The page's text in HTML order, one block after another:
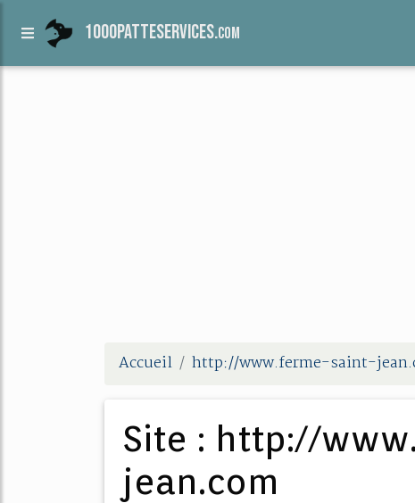
1000patteservices.com
Accueil http://www.ferme-saint-
Site : http://www.ferme-saint-
jean.com